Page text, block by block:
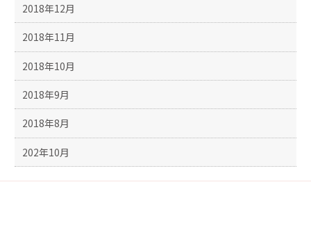
2018年12月
2018年11月
2018年10月
2018年9月
2018年8月
202年10月